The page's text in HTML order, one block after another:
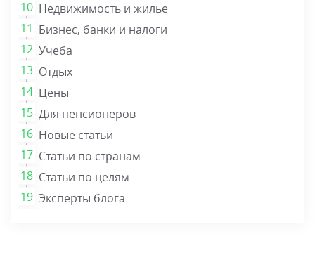
Недвижимость и жилье
Бизнес, банки и налоги
Учеба
Отдых
Цены
Для пенсионеров
Новые статьи
Статьи по странам
Статьи по целям
Эксперты блога